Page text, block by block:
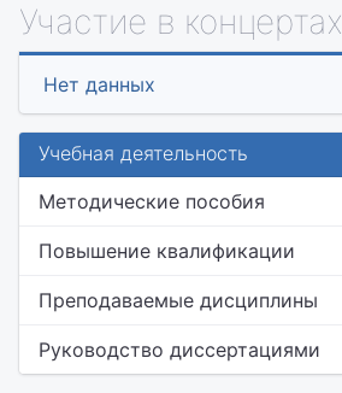
Участие в концертах
Нет данных
Учебная деятельность
Методические пособия
Повышение квалификации
Преподаваемые дисциплины
Руководство диссертациями